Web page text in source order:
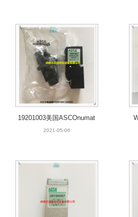
19201003美国ASCOnumat
ics电磁阀
2021-05-06